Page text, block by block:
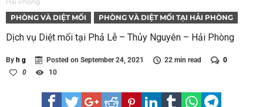
Hải Phòng
PHÒNG VÀ DIỆT MỐI PHÒNG VÀ DIỆT MỐI TẠI HẢI PHÒNG
Dịch vụ Diệt mối tại Phả Lễ – Thủy Nguyên – Hải Phòng
By h g Posted on September 24, 2021 22 min read
0
0
10